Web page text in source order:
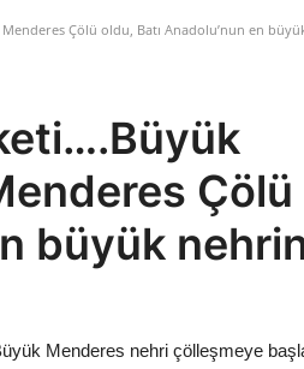
Çölü oldu, Batı Anadolu’nun en
Çölü
büyük
Menderes nehri çölleşmeye